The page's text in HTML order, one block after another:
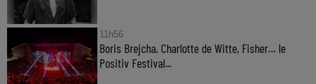
11h56
Boris Brejcha, Charlotte de Witte, Fisher… le
Positiv Festival...